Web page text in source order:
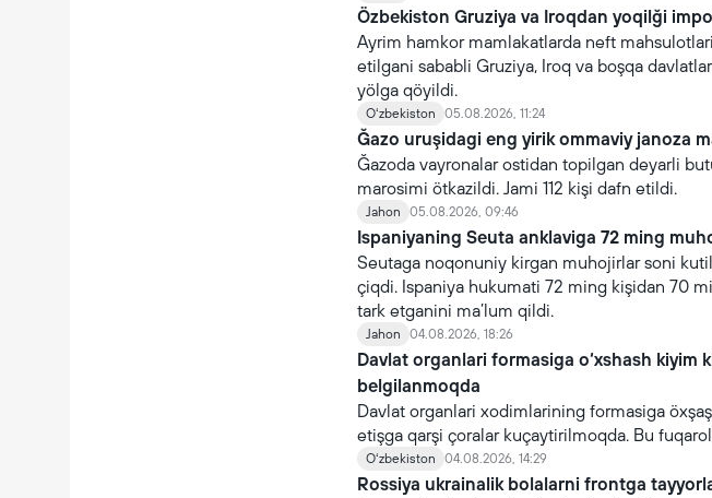
Özbekiston Gruziya va Iroqdan yoqilği
Ayrim hamkor mamlakatlarda neft
etilgani sababli Gruziya, Iroq va boşqa
yölga qöyildi.
Oʻzbekiston 05.08.2026, 11:24
Ğazo uruşidagi eng yirik ommaviy janoza
Ğazoda vayronalar ostidan topilgan deyarli
marosimi ötkazildi. Jami 112 kişi dafn etildi.
Jahon 05.08.2026, 09:46
Ispaniyaning Seuta anklaviga 72 ming
Seutaga noqonuniy kirgan muhojirlar soni
çiqdi. Ispaniya hukumati 72 ming kişidan 70
tark etganini ma’lum qildi.
Jahon 04.08.2026, 18:26
Davlat organlari formasiga o‘xshash kiyim
belgilanmoqda
Davlat organlari xodimlarining formasiga
etişga qarşi çoralar kuçaytirilmoqda. Bu
organlari nomidan işonçning suiiste’mol
Oʻzbekiston 04.08.2026, 14:29
Rossiya ukrainalik bolalarni frontga